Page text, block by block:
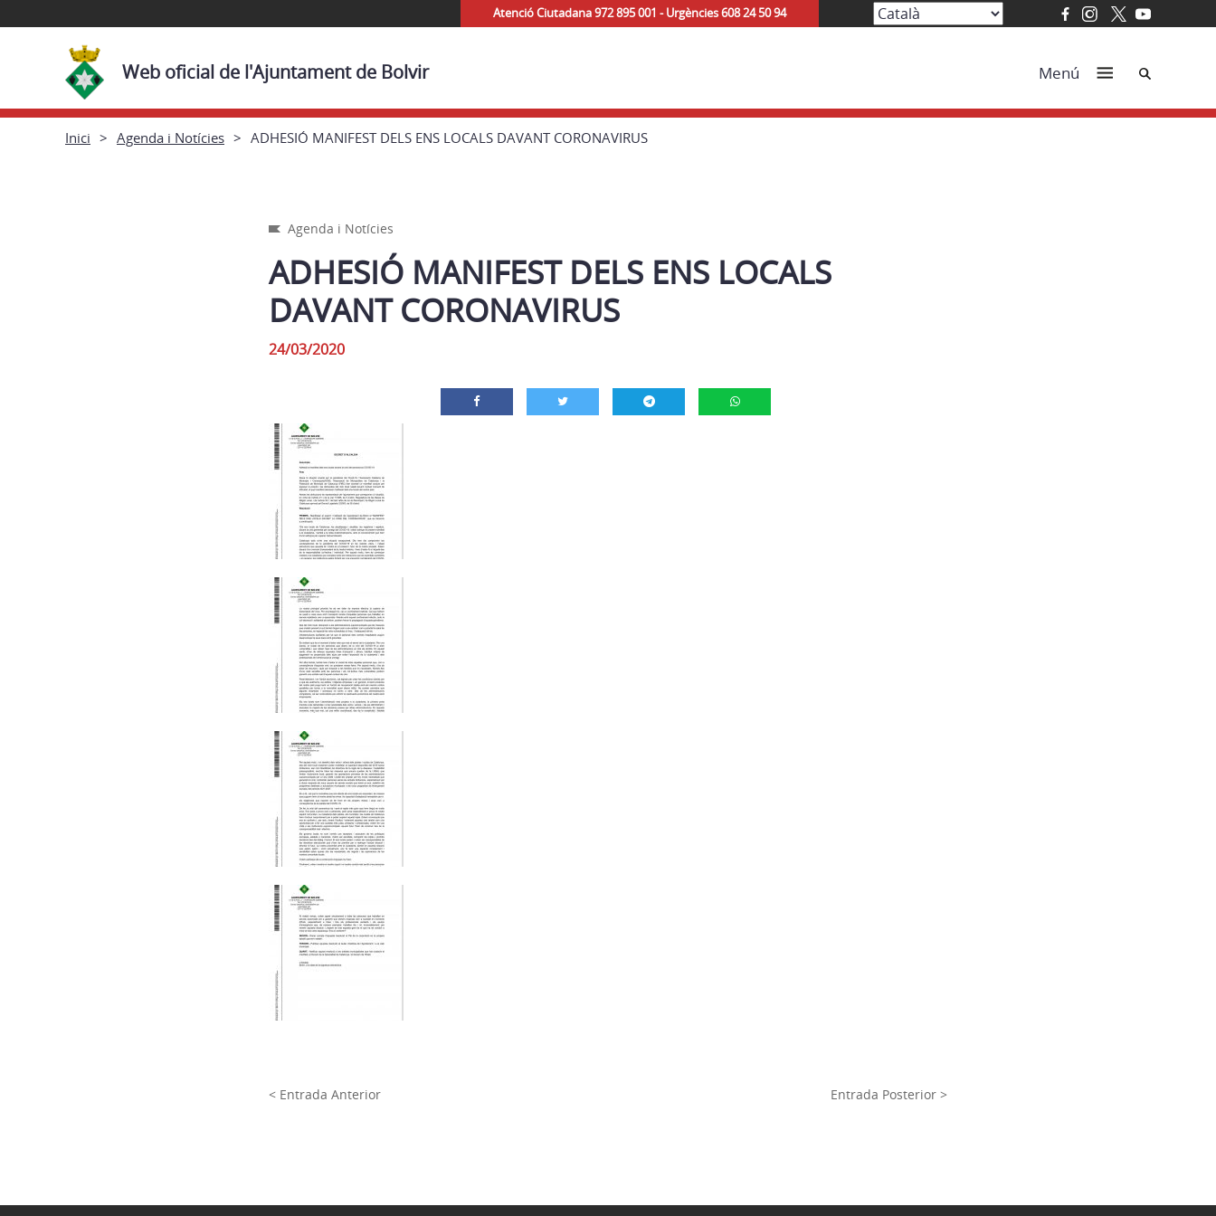
Atenció Ciutadana 972 895 001 - Urgències 608 24 50 94
Web oficial de l'Ajuntament de Bolvir Menú Cerca
Inici Agenda i Notícies ADHESIÓ MANIFEST DELS ENS LOCALS DAVANT CORONAVIRUS
Agenda i Notícies
ADHESIÓ MANIFEST DELS ENS LOCALS
DAVANT CORONAVIRUS
24/03/2020
< Entrada Anterior Entrada Posterior >